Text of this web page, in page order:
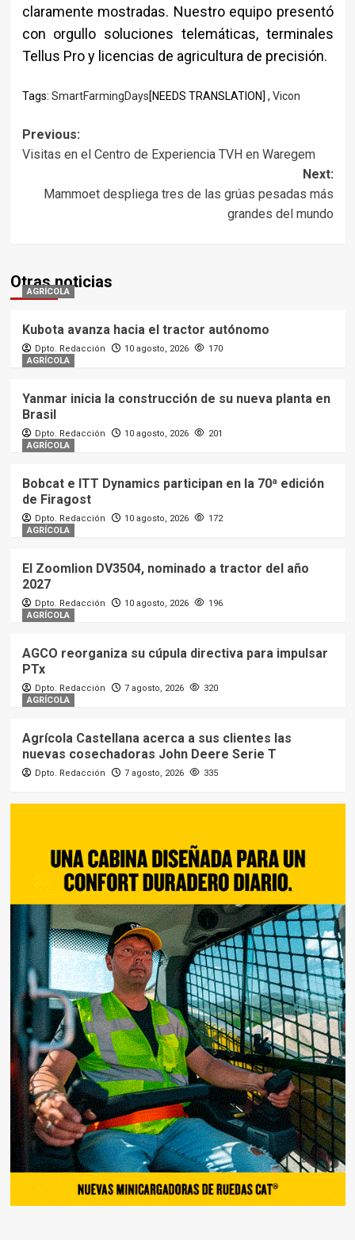
claramente mostradas. Nuestro equipo presentó
con orgullo soluciones telemáticas, terminales
Tellus Pro y licencias de agricultura de precisión.
Tags: SmartFarmingDays[NEEDS TRANSLATION] , Vicon
Post
Previous:
Visitas en el Centro de Experiencia TVH en Waregem
Next:
Mammoet despliega tres de las grúas pesadas más
grandes del mundo
Otras noticias
AGRÍCOLA
Kubota avanza hacia el tractor autónomo
Dpto. Redacción 10 agosto, 2026
170
AGRÍCOLA
Yanmar inicia la construcción de su nueva planta en
Brasil
Dpto. Redacción 10 agosto, 2026
201
AGRÍCOLA
Bobcat e ITT Dynamics participan en la 70ª edición
de Firagost
Dpto. Redacción 10 agosto, 2026
172
AGRÍCOLA
El Zoomlion DV3504, nominado a tractor del año
2027
Dpto. Redacción 10 agosto, 2026
196
AGRÍCOLA
AGCO reorganiza su cúpula directiva para impulsar
PTx
Dpto. Redacción 7 agosto, 2026
320
AGRÍCOLA
Agrícola Castellana acerca a sus clientes las
nuevas cosechadoras John Deere Serie T
Dpto. Redacción 7 agosto, 2026 335